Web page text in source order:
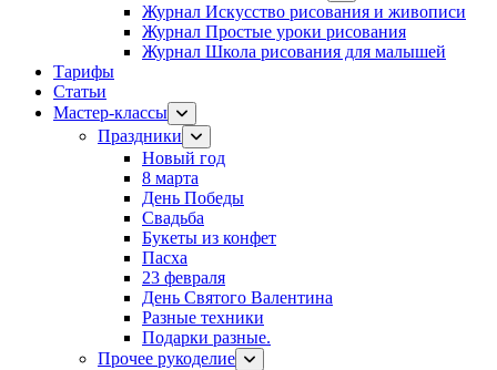
Журнал Искусство рисования и живописи
Журнал Простые уроки рисования
Журнал Школа рисования для малышей
Тарифы
Статьи
Мастер-классы
Праздники
Новый год
8 марта
День Победы
Свадьба
Букеты из конфет
Пасха
23 февраля
День Святого Валентина
Разные техники
Подарки разные.
Прочее рукоделие